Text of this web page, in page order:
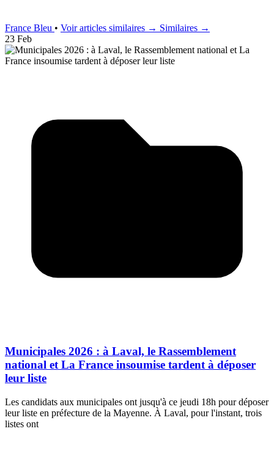
France Bleu • Voir articles similaires → Similaires →
23 Feb
Municipales 2026 : à Laval, le Rassemblement
national et La France insoumise tardent à déposer
leur liste
Les candidats aux municipales ont jusqu'à ce jeudi 18h pour déposer
leur liste en préfecture de la Mayenne. À Laval, pour l'instant, trois
listes ont